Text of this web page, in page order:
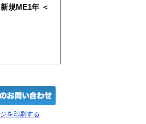
規ME1年 ＜
を印刷する